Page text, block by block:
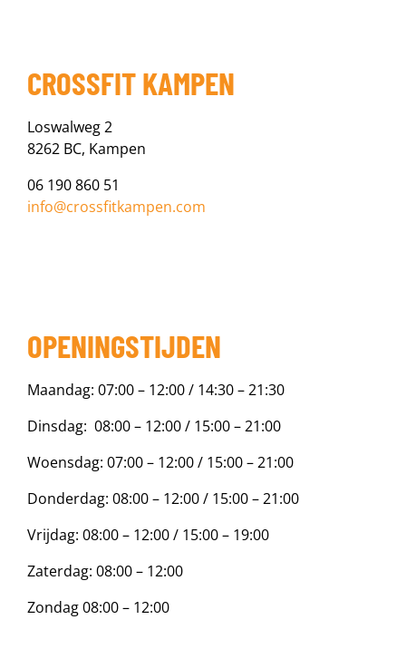
CROSSFIT KAMPEN
Loswalweg 2
8262 BC, Kampen
06 190 860 51
info@crossfitkampen.com
OPENINGSTIJDEN
Maandag: 07:00 – 12:00 / 14:30 – 21:30
Dinsdag: 08:00 – 12:00 / 15:00 – 21:00
Woensdag: 07:00 – 12:00 / 15:00 – 21:00
Donderdag: 08:00 – 12:00 / 15:00 – 21:00
Vrijdag: 08:00 – 12:00 / 15:00 – 19:00
Zaterdag: 08:00 – 12:00
Zondag 08:00 – 12:00